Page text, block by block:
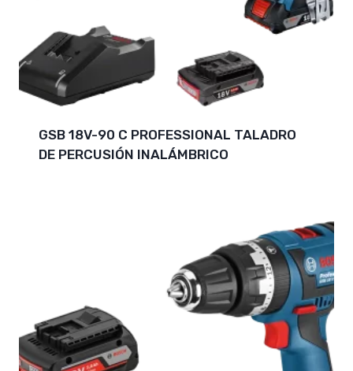
GSB 18V-90 C PROFESSIONAL TALADRO
DE PERCUSIÓN INALÁMBRICO